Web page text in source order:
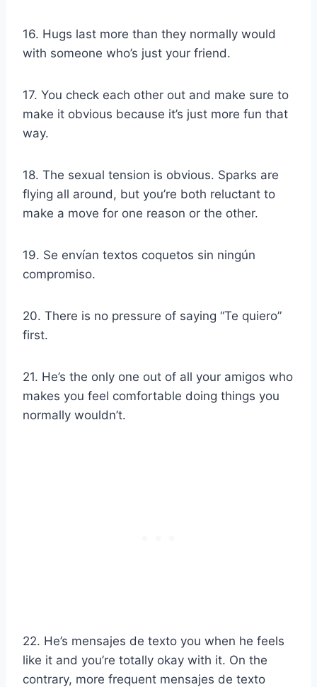
16. Hugs last more than they normally would
with someone who’s just your friend.
17. You check each other out and make sure to
make it obvious because it’s just more fun that
way.
18. The sexual tension is obvious. Sparks are
flying all around, but you’re both reluctant to
make a move for one reason or the other.
19. Se envían textos coquetos sin ningún
compromiso.
20. There is no pressure of saying “Te quiero”
first.
21. He’s the only one out of all your amigos who
makes you feel comfortable doing things you
normally wouldn’t.
22. He’s mensajes de texto you when he feels
like it and you’re totally okay with it. On the
contrary, more frequent mensajes de texto